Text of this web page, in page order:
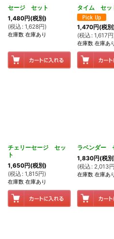
セージ セット
1,480円(税別)
(税込 : 1,628円)
在庫数 在庫あり
タイム セッ
1,470円(税
(税込 : 1,617円
在庫数 在庫あ
チェリーセージ セッ
ト
1,650円(税別)
(税込 : 1,815円)
在庫数 在庫あり
ラベンダー
1,830円(税
(税込 : 2,013円
在庫数 在庫あ